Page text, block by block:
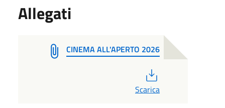
Allegati
CINEMA ALL'APERTO 2026
Scarica